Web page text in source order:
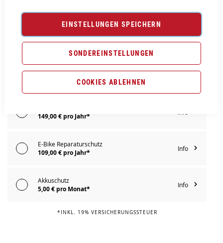
EINSTELLUNGEN SPEICHERN
SONDEREINSTELLUNGEN
COOKIES ABLEHNEN
PROBEFAHRT VEREINBAREN
Vergleichsliste:hinzufügen|ansehen
Extra Schutz? Jetzt Tarife entdecken!
149,00 € pro Jahr*
E-Bike Reparaturschutz
109,00 € pro Jahr*
Info
Akkuschutz
5,00 € pro Monat*
Info
*INKL. 19% VERSICHERUNGSSTEUER